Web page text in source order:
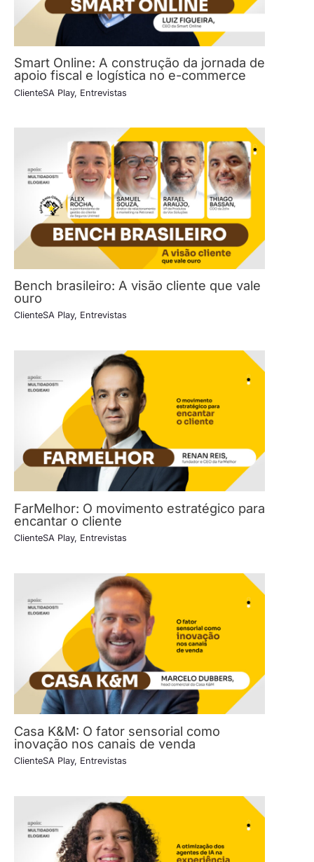
Smart Online: A construção da jornada de
apoio fiscal e logística no e-commerce
ClienteSA Play, Entrevistas
Bench brasileiro: A visão cliente que vale
ouro
ClienteSA Play, Entrevistas
FarMelhor: O movimento estratégico para
encantar o cliente
ClienteSA Play, Entrevistas
Casa K&M: O fator sensorial como
inovação nos canais de venda
ClienteSA Play, Entrevistas